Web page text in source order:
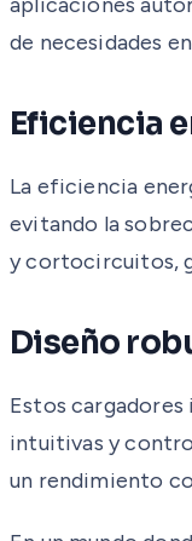
de necesidades
Eficiencia
La eficiencia
evitando la
y cortocircuitos,
Diseño
Estos
intuitivas y
un rendimiento